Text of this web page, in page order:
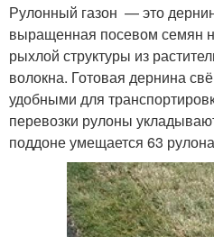
Рулонный газон — это
выращенная посевом семян
рыхлой структуры из
волокна. Готовая дернина
удобными для
перевозки рулоны
поддоне умещается 63